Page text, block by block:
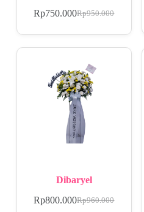
Rp950.000
Rp750.000
Dibaryel
Rp960.000
Rp800.000